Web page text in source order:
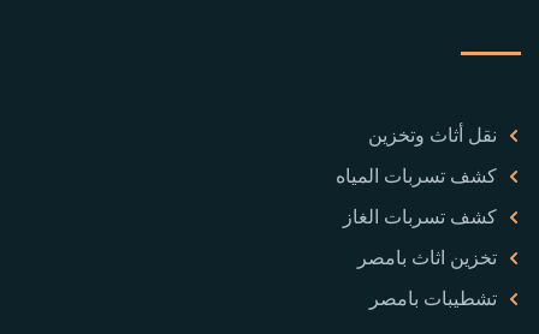
نقل أثاث وتخزين
كشف تسربات المياه
كشف تسربات الغاز
تخزين اثاث بامصر
تشطيبات بامصر